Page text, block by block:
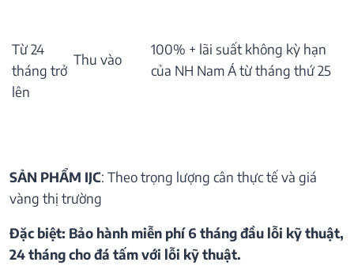
Từ 24
tháng trở
lên
Thu vào
100% + lãi suất không kỳ hạn
của NH Nam Á từ tháng thứ 25
SẢN PHẨM IJC: Theo trọng lượng cân thực tế và giá
vàng thị trường
Đặc biệt: Bảo hành miễn phí 6 tháng đầu lỗi kỹ thuật,
24 tháng cho đá tấm với lỗi kỹ thuật.